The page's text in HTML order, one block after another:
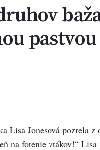
Lisa Jonesová pozrela z
na fotenie vtákov!“